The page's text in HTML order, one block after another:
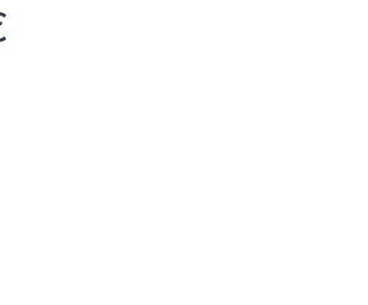
Ø315 PLUS - SCATOLA DA